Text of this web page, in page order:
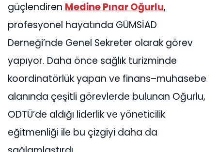
güçlendiren Medine Pınar Oğurlu,
profesyonel hayatında GÜMSİAD
Derneği’nde Genel Sekreter olarak görev
yapıyor. Daha önce sağlık turizminde
koordinatörlük yapan ve finans–muhasebe
alanında çeşitli görevlerde bulunan Oğurlu,
ODTÜ’de aldığı liderlik ve yöneticilik
eğitmenliği ile bu çizgiyi daha da